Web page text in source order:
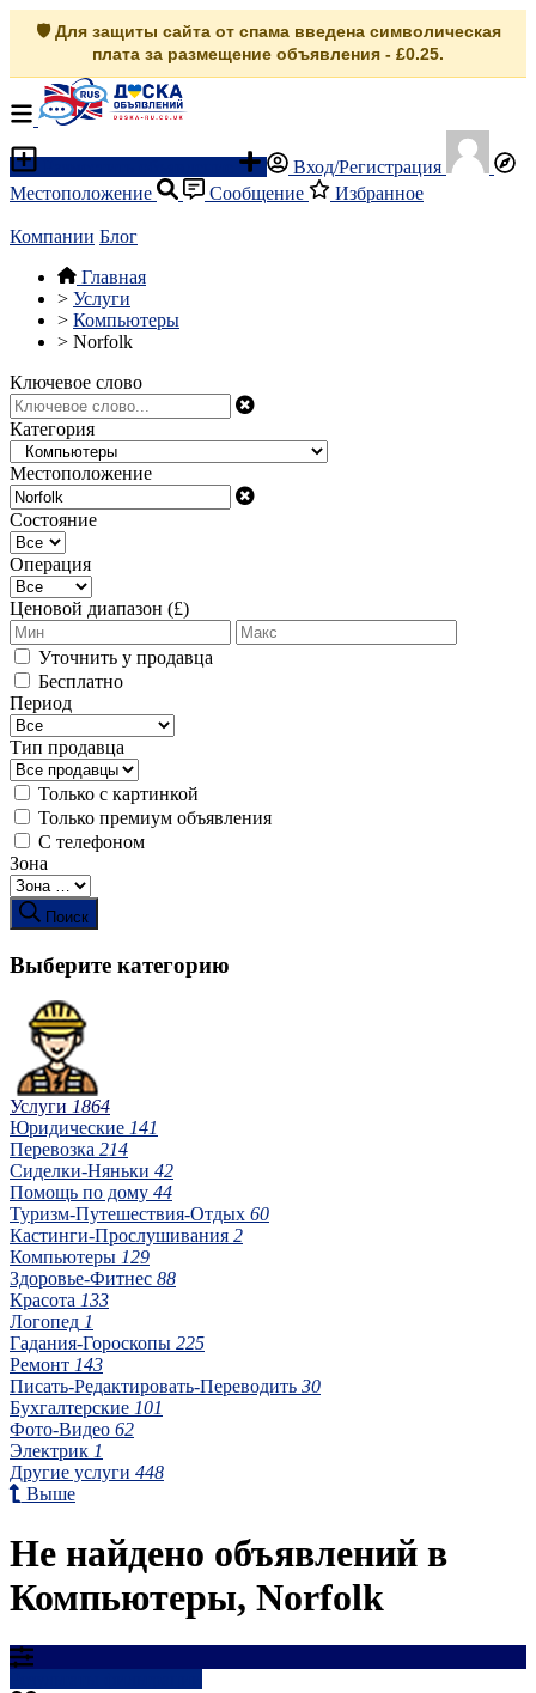
🛡️ Для защиты сайта от спама введена символическая
плата за размещение объявления - £0.25.
Вход/Регистрация
Местоположение
Сообщение Избранное
Компании Блог
Главная
> Услуги
> Компьютеры
> Norfolk
Ключевое слово
Категория
Местоположение
Состояние
Операция
Ценовой диапазон (£)
Уточнить у продавца
Бесплатно
Период
Тип продавца
Только с картинкой
Только премиум объявления
С телефоном
Зона
Поиск
Выберите категорию
Услуги 1864
Юридические 141
Перевозка 214
Сиделки-Няньки 42
Помощь по дому 44
Туризм-Путешествия-Отдых 60
Кастинги-Прослушивания 2
Компьютеры 129
Здоровье-Фитнес 88
Красота 133
Логопед 1
Гадания-Гороскопы 225
Ремонт 143
Писать-Редактировать-Переводить 30
Бухгалтерские 101
Фото-Видео 62
Электрик 1
Другие услуги 448
Выше
Не найдено объявлений в
Компьютеры, Norfolk